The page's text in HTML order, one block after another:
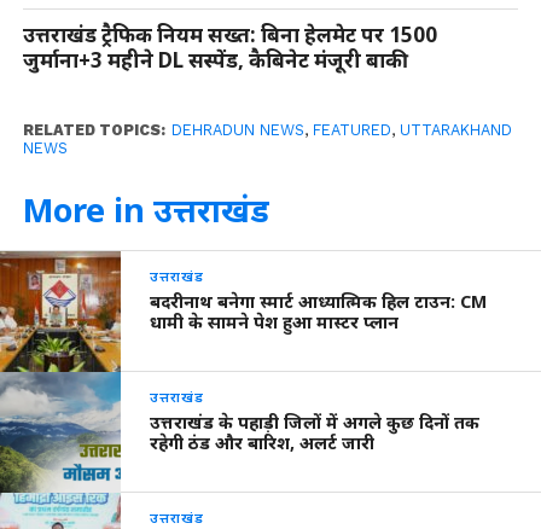
उत्तराखंड ट्रैफिक नियम सख्त: बिना हेलमेट पर 1500
जुर्माना+3 महीने DL सस्पेंड, कैबिनेट मंजूरी बाकी
RELATED TOPICS: DEHRADUN NEWS, FEATURED, UTTARAKHAND
NEWS
More in उत्तराखंड
उत्तराखंड
बदरीनाथ बनेगा स्मार्ट आध्यात्मिक हिल टाउन: CM
धामी के सामने पेश हुआ मास्टर प्लान
उत्तराखंड
उत्तराखंड के पहाड़ी जिलों में अगले कुछ दिनों तक
रहेगी ठंड और बारिश, अलर्ट जारी
उत्तराखंड